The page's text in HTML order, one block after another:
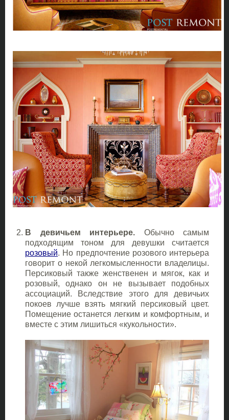
В девичьем интерьере. Обычно самым
подходящим тоном для девушки считается
розовый. Но предпочтение розового интерьера
говорит о некой легкомысленности владелицы.
Персиковый также женственен и мягок, как и
розовый, однако он не вызывает подобных
ассоциаций. Вследствие этого для девичьих
покоев лучше взять мягкий персиковый цвет.
Помещение останется легким и комфортным, и
вместе с этим лишиться «кукольности».